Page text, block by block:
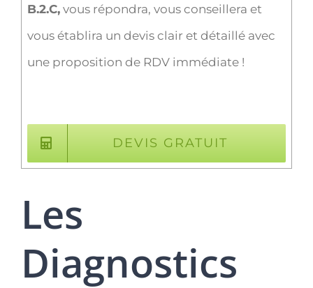
B.2.C,vous répondra, vous conseillera et
vous établira un devis clair et détaillé avec
une proposition de RDV immédiate !
DEVIS GRATUIT
Les
Diagnostics